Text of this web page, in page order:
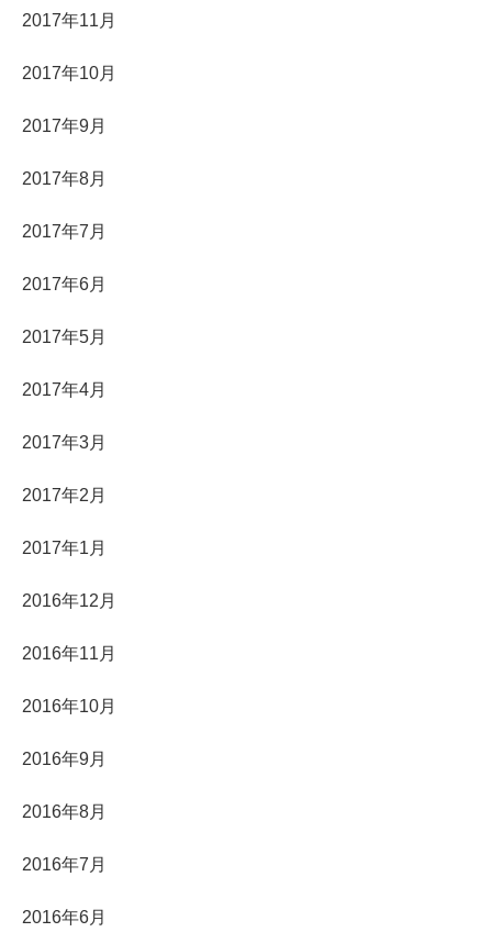
2017年11月
2017年10月
2017年9月
2017年8月
2017年7月
2017年6月
2017年5月
2017年4月
2017年3月
2017年2月
2017年1月
2016年12月
2016年11月
2016年10月
2016年9月
2016年8月
2016年7月
2016年6月